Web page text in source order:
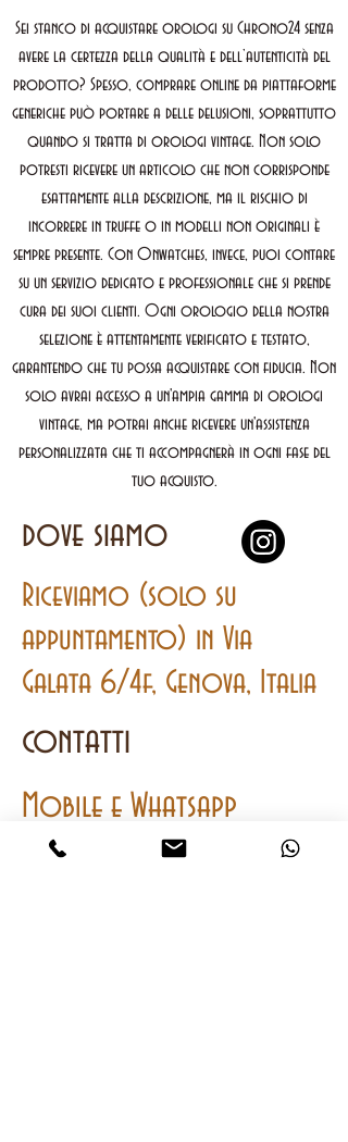
Sei stanco di acquistare orologi su Chrono24 senza
avere la certezza della qualità e dell’autenticità del
prodotto? Spesso, comprare online da piattaforme
generiche può portare a delle delusioni, soprattutto
quando si tratta di orologi vintage. Non solo
potresti ricevere un articolo che non corrisponde
esattamente alla descrizione, ma il rischio di
incorrere in truffe o in modelli non originali è
sempre presente. Con Onwatches, invece, puoi contare
su un servizio dedicato e professionale che si prende
cura dei suoi clienti. Ogni orologio della nostra
selezione è attentamente verificato e testato,
garantendo che tu possa acquistare con fiducia. Non
solo avrai accesso a un'ampia gamma di orologi
vintage, ma potrai anche ricevere un'assistenza
personalizzata che ti accompagnerà in ogni fase del
tuo acquisto.
dove siamo
Riceviamo (solo su
appuntamento) in Via
Galata 6/4f, Genova, Italia
contatti
Mobile e Whatsapp
+393401762064